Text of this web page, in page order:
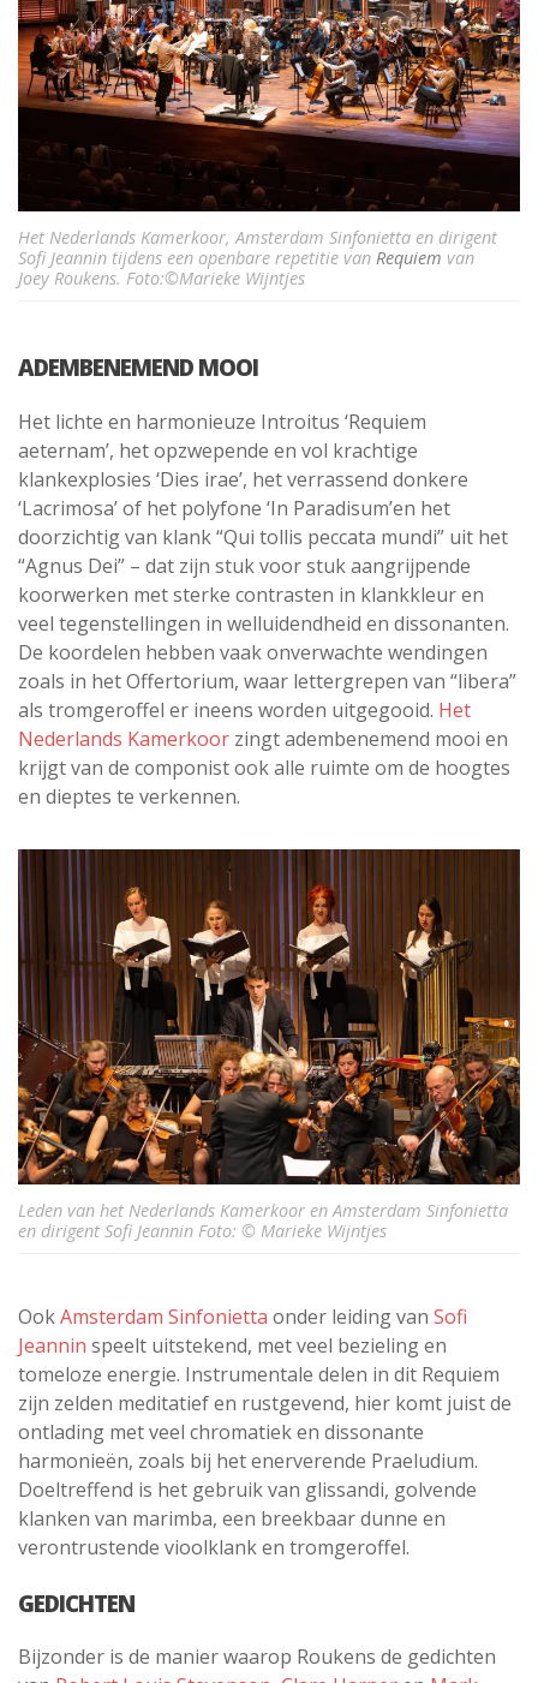
Het Nederlands Kamerkoor, Amsterdam Sinfonietta en dirigent
Sofi Jeannin tijdens een openbare repetitie van Requiem van
Joey Roukens. Foto:©Marieke Wijntjes
ADEMBENEMEND MOOI
Het lichte en harmonieuze Introitus ‘Requiem
aeternam’, het opzwepende en vol krachtige
klankexplosies ‘Dies irae’, het verrassend donkere
‘Lacrimosa’ of het polyfone ‘In Paradisum’en het
doorzichtig van klank “Qui tollis peccata mundi” uit het
“Agnus Dei” – dat zijn stuk voor stuk aangrijpende
koorwerken met sterke contrasten in klankkleur en
veel tegenstellingen in welluidendheid en dissonanten.
De koordelen hebben vaak onverwachte wendingen
zoals in het Offertorium, waar lettergrepen van “libera”
als tromgeroffel er ineens worden uitgegooid. Het
Nederlands Kamerkoor zingt adembenemend mooi en
krijgt van de componist ook alle ruimte om de hoogtes
en dieptes te verkennen.
Leden van het Nederlands Kamerkoor en Amsterdam Sinfonietta
en dirigent Sofi Jeannin Foto: © Marieke Wijntjes
OokAmsterdam Sinfonietta onder leiding van Sofi
Jeannin speelt uitstekend, met veel bezieling en
tomeloze energie. Instrumentale delen in dit Requiem
zijn zelden meditatief en rustgevend, hier komt juist de
ontlading met veel chromatiek en dissonante
harmonieën, zoals bij het enerverende Praeludium.
Doeltreffend is het gebruik van glissandi, golvende
klanken van marimba, een breekbaar dunne en
verontrustende vioolklank en tromgeroffel.
GEDICHTEN
Bijzonder is de manier waarop Roukens de gedichten